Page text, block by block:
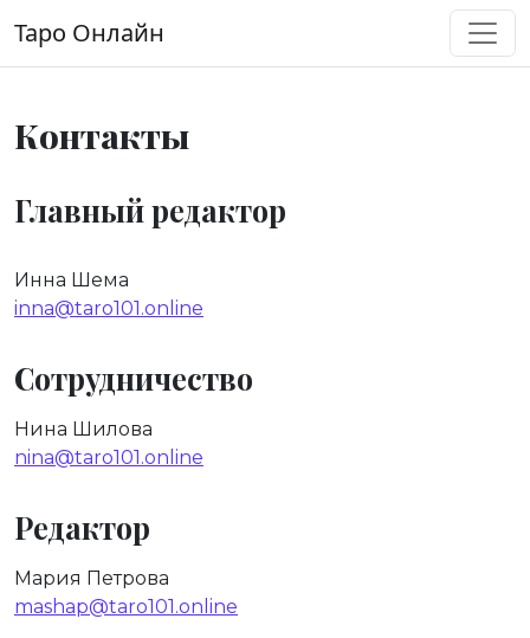
Основная навигация
Таро Онлайн
Контакты
Главный редактор
Инна Шема
inna@taro101.online
Сотрудничество
Нина Шилова
nina@taro101.online
Редактор
Мария Петрова
mashap@taro101.online